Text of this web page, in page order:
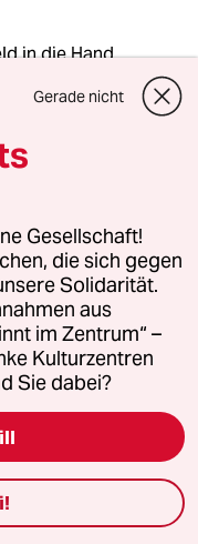
in die Hand
und
die mit
eigen Leute
noch
Da aber
weg
mehr, der die
in die EU
gelaufen.
die Hand
um die
Gerade nicht
Gesellschaft!
die sich gegen
Solidarität.
aus
im Zentrum“ –
Kulturzentren
Sie dabei?